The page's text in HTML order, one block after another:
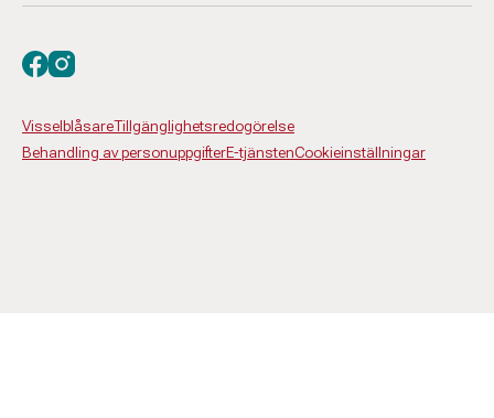
VisselblåsareTillgänglighetsredogörelse
Behandling av personuppgifterE-tjänstenCookieinställningar
Besök oss på facebook
Besök oss på instagram